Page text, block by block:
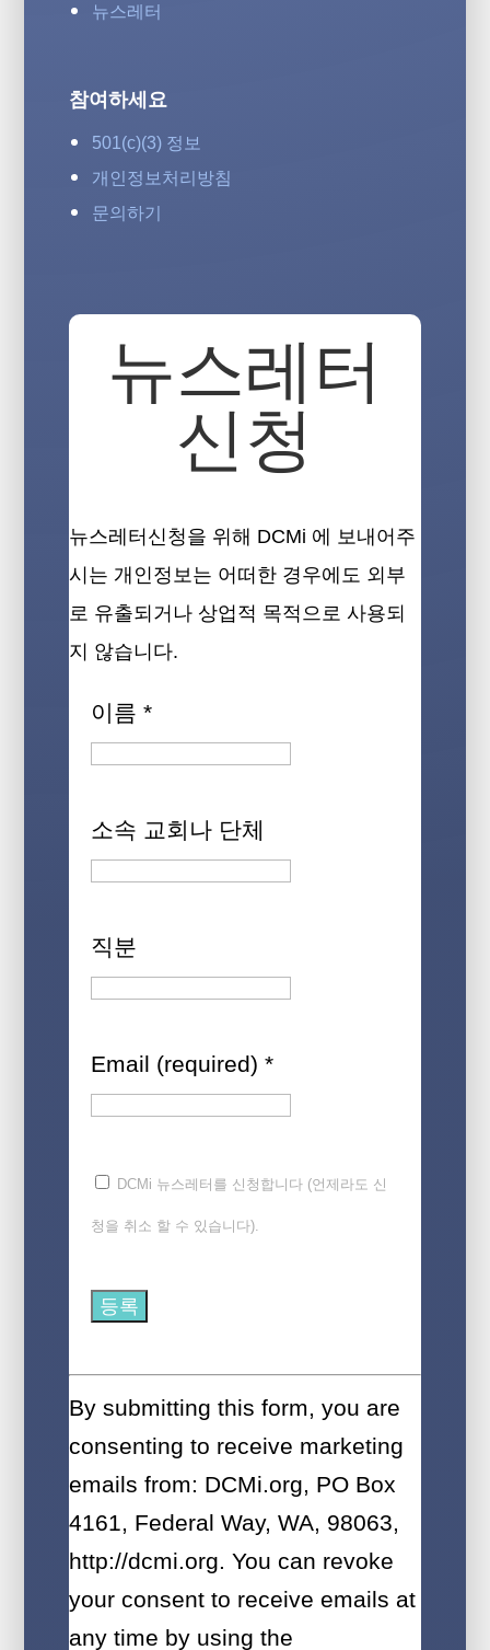
뉴스레터
참여하세요
501(c)(3) 정보
개인정보처리방침
문의하기
뉴스레터
신청
뉴스레터신청을 위해 DCMi 에 보내어주
시는 개인정보는 어떠한 경우에도 외부
로 유출되거나 상업적 목적으로 사용되
지 않습니다.
이름 *
소속 교회나 단체
직분
Email (required) *
DCMi 뉴스레터를 신청합니다 (언제라도 신
청을 취소 할 수 있습니다).
Contact
Please
leave
this
blank.
By submitting this form, you are
consenting to receive marketing
emails from: DCMi.org, PO Box
4161, Federal Way, WA, 98063,
http://dcmi.org. You can revoke
your consent to receive emails at
any time by using the